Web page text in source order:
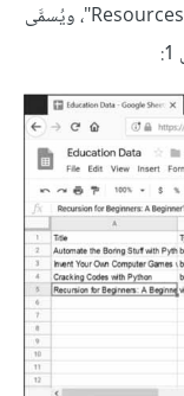
"Students" والصفوف "Classes" والموارد "Resources"، ويُسمَّى